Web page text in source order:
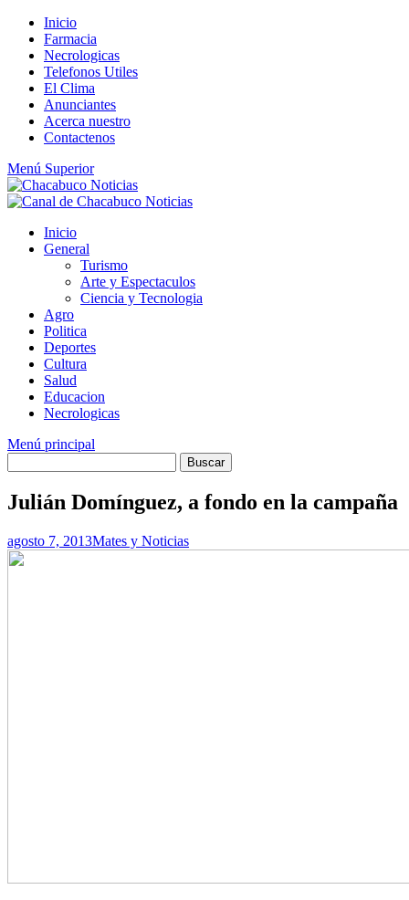
Saltar
contenido
Inicio
Farmacia
Necrologicas
Telefonos Utiles
El Clima
Anunciantes
Acerca nuestro
Contactenos
Menú Superior
Inicio
General
Turismo
Arte y Espectaculos
Ciencia y Tecnologia
Agro
Politica
Deportes
Cultura
Salud
Educacion
Necrologicas
Menú principal
Julián Domínguez, a fondo en la campaña
agosto 7, 2013Mates y Noticias